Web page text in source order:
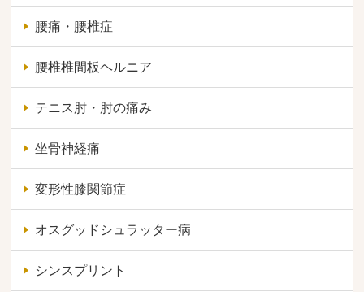
腰痛・腰椎症
腰椎椎間板ヘルニア
テニス肘・肘の痛み
坐骨神経痛
変形性膝関節症
オスグッドシュラッター病
シンスプリント